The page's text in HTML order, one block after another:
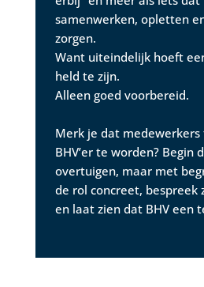
samenwerken, opletten
zorgen.
Want uiteindelijk hoeft
held te zijn.
Alleen goed voorbereid.
Merk je dat
BHV’er te worden? Begin
overtuigen, maar met
de rol concreet, bespreek
en laat zien dat BHV een